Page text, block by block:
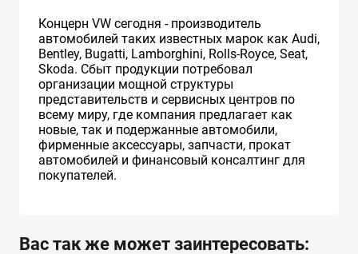
Концерн VW сегодня - производитель
автомобилей таких известных марок как Audi,
Bentley, Bugatti, Lamborghini, Rolls-Royce, Seat,
Skoda. Сбыт продукции потребовал
организации мощной структуры
представительств и сервисных центров по
всему миру, где компания предлагает как
новые, так и подержанные автомобили,
фирменные аксессуары, запчасти, прокат
автомобилей и финансовый консалтинг для
покупателей.
Вас так же может заинтересовать: